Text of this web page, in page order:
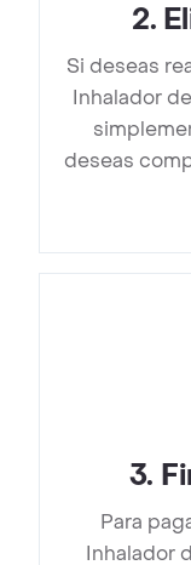
2.
Si deseas
Inhalador
deseas
3.
Para
Inhalador